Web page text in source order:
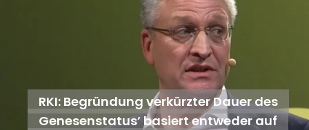
RKI: Begründung verkürzter Dauer des
Genesenstatus’ basiert entweder auf